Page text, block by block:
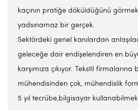
kaçının pratiğe döküldüğünü
yadsınamaz bir gerçek.
Sektördeki genel kanılardan
geleceğe dair endişelendiren en
karşımıza çıkıyor. Tekstil firmalarına
mühendisinden çok, mühendislik
5 yıl tecrübe,bilgisayar